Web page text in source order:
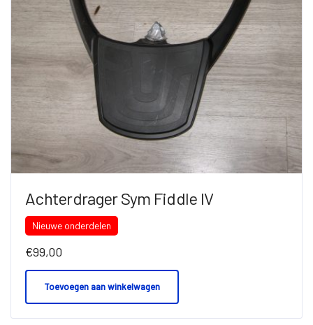
Achterdrager Sym Fiddle IV
Nieuwe onderdelen
€99,00
Toevoegen aan winkelwagen